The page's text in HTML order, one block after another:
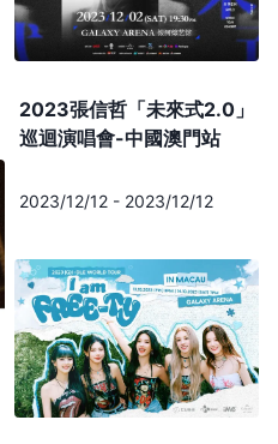
2023張信哲「未來式2.0」
巡迴演唱會-中國澳門站
2023/12/12 - 2023/12/12